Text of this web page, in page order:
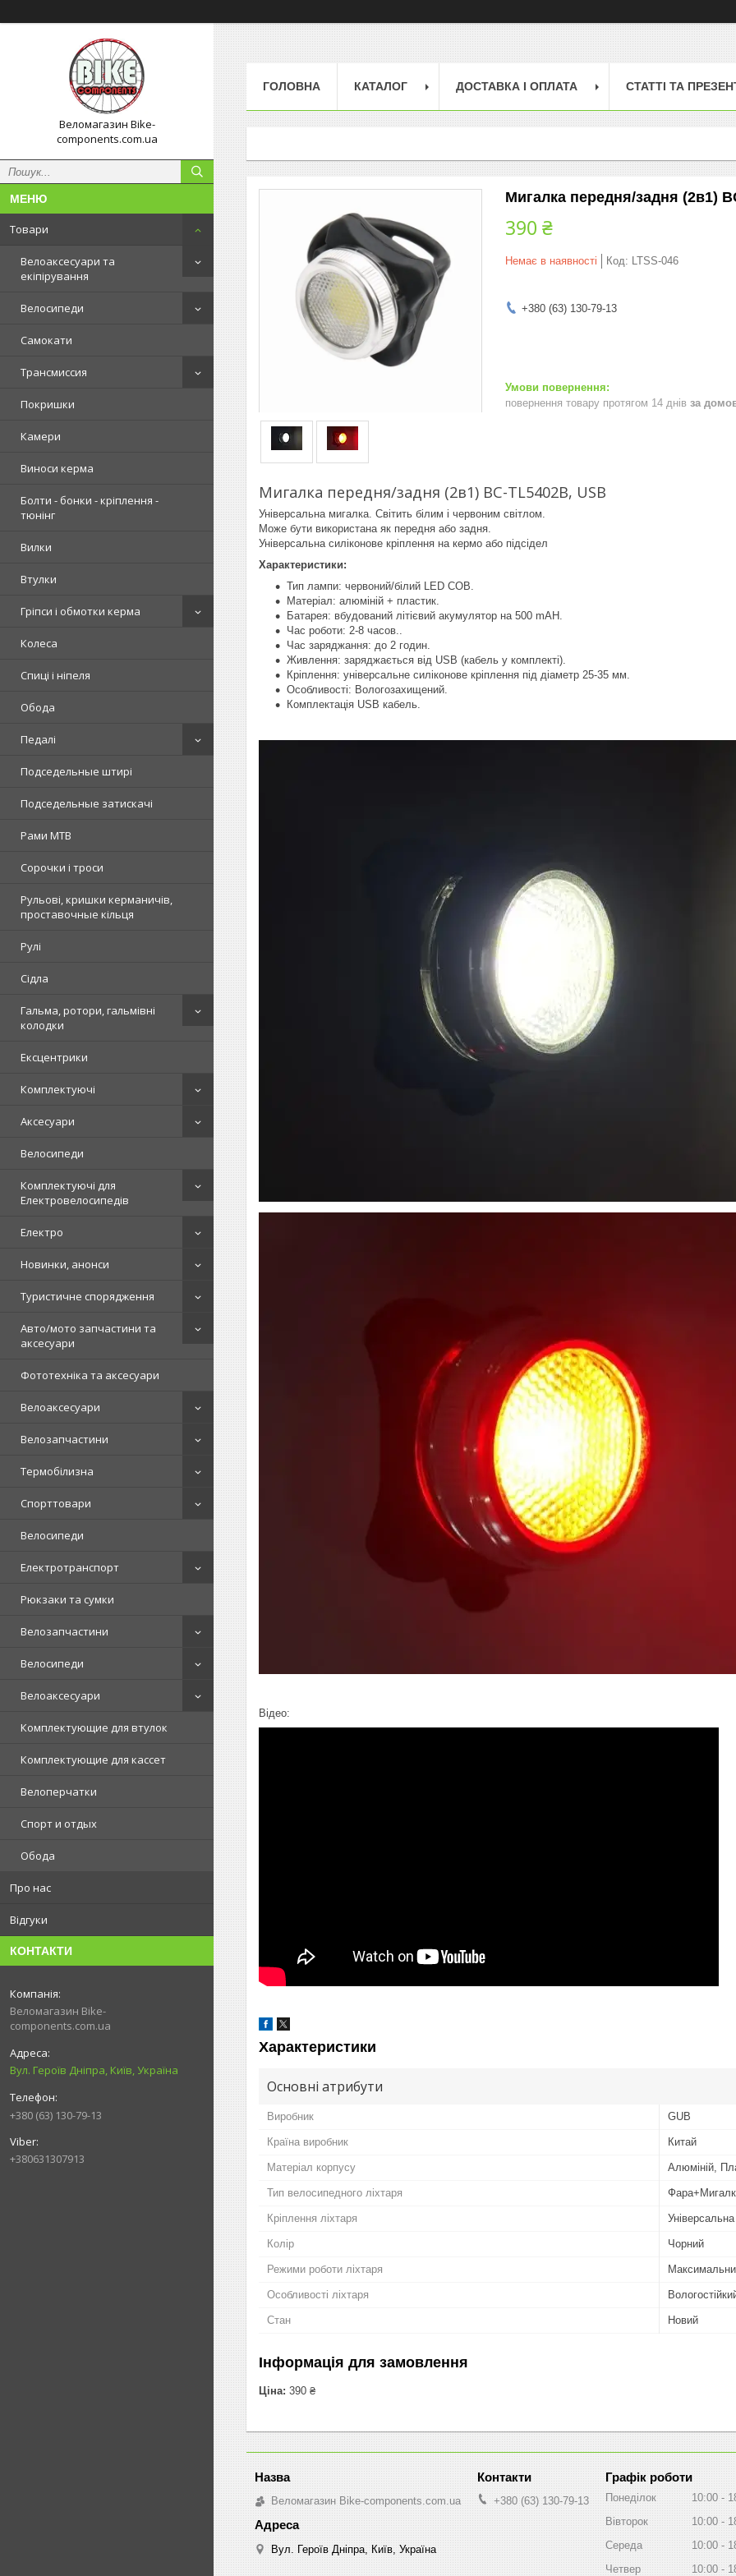
Веломагазин Bike-
components.com.ua
Товари
Велоаксесуари та
екіпірування
Велосипеди
Самокати
Трансмиссия
Покришки
Камери
Виноси керма
Болти - бонки - кріплення -
тюнінг
Вилки
Втулки
Гріпси і обмотки керма
Колеса
Спиці і ніпеля
Обода
Педалі
Подседельные штирі
Подседельные затискачі
Рами MTB
Сорочки і троси
Рульові, кришки керманичів,
проставочные кільця
Рулі
Сідла
Гальма, ротори, гальмівні
колодки
Ексцентрики
Комплектуючі
Аксесуари
Велосипеди
Комплектуючі для
Електровелосипедів
Електро
Новинки, анонси
Туристичне спорядження
Авто/мото запчастини та
аксесуари
Фототехніка та аксесуари
Велоаксесуари
Велозапчастини
Термобілизна
Спорттовари
Велосипеди
Електротранспорт
Рюкзаки та сумки
Велозапчастини
Велосипеди
Велоаксесуари
Комплектующие для втулок
Комплектующие для кассет
Велоперчатки
Спорт и отдых
Обода
Про нас
Відгуки
КОНТАКТИ
Веломагазин Bike-
components.com.ua
Вул. Героїв Дніпра, Київ, Україна
+380 (63) 130-79-13
+380631307913
ГОЛОВНА КАТАЛОГ ДОСТАВКА І ОПЛАТА СТАТТІ ТА
Мигалка передня/задня (2в1)
390 ₴
Немає в наявності Код: LTSS-046
+380 (63) 130-79-13
повернення товару протягом 14 днів за
Мигалка передня/задня (2в1) BC-TL5402B, USB
Універсальна мигалка. Світить білим і червоним світлом.
Може бути використана як передня або задня.
Універсальна силіконове кріплення на кермо або підсідел
Характеристики:
Тип лампи: червоний/білий LED COB.
Матеріал: алюміній + пластик.
Батарея: вбудований літієвий акумулятор на 500 mAH.
Час роботи: 2-8 часов..
Час заряджання: до 2 годин.
Живлення: заряджається від USB (кабель у комплекті).
Кріплення: універсальне силіконове кріплення під діаметр 25-35 мм.
Особливості: Вологозахищений.
Комплектація USB кабель.
Відео:
Характеристики
Основні атрибути
Виробник GUB
Країна виробник Китай
Матеріал корпусу Алюміній,
Тип велосипедного ліхтаря
Кріплення ліхтаря Універсальна
Колір Чорний
Режими роботи ліхтаря
Особливості ліхтаря
Стан Новий
Інформація для замовлення
Ціна: 390 ₴
Веломагазин Bike-components.com.ua
Вул. Героїв Дніпра, Київ, Україна
+380 (63) 130-79-13
Графік роботи
Понеділок 10:00
Вівторок
10:00
Середа
10:00
Четвер
10:00